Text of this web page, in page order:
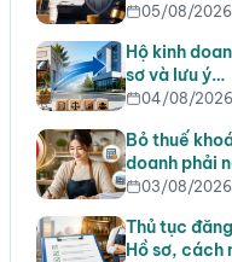
05/08/2026
Hộ kinh
sơ và lưu ý…
04/08/2026
Bỏ thuế
doanh phải
03/08/2026
Thủ tục
Hồ sơ, cách